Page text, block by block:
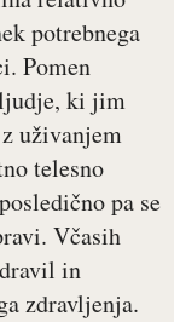
potrebnega
Pomen
ljudje, ki jim
uživanjem
telesno
pa se
Včasih
in
zdravljenja.